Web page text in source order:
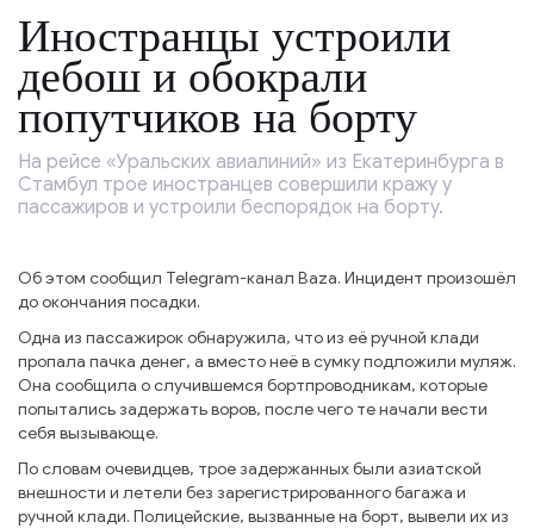
Иностранцы устроили
дебош и обокрали
попутчиков на борту
На рейсе «Уральских авиалиний» из Екатеринбурга в
Стамбул трое иностранцев совершили кражу у
пассажиров и устроили беспорядок на борту.
Об этом сообщил Telegram-канал Baza. Инцидент произошёл
до окончания посадки.
Одна из пассажирок обнаружила, что из её ручной клади
пропала пачка денег, а вместо неё в сумку подложили муляж.
Она сообщила о случившемся бортпроводникам, которые
попытались задержать воров, после чего те начали вести
себя вызывающе.
По словам очевидцев, трое задержанных были азиатской
внешности и летели без зарегистрированного багажа и
ручной клади. Полицейские, вызванные на борт, вывели их из